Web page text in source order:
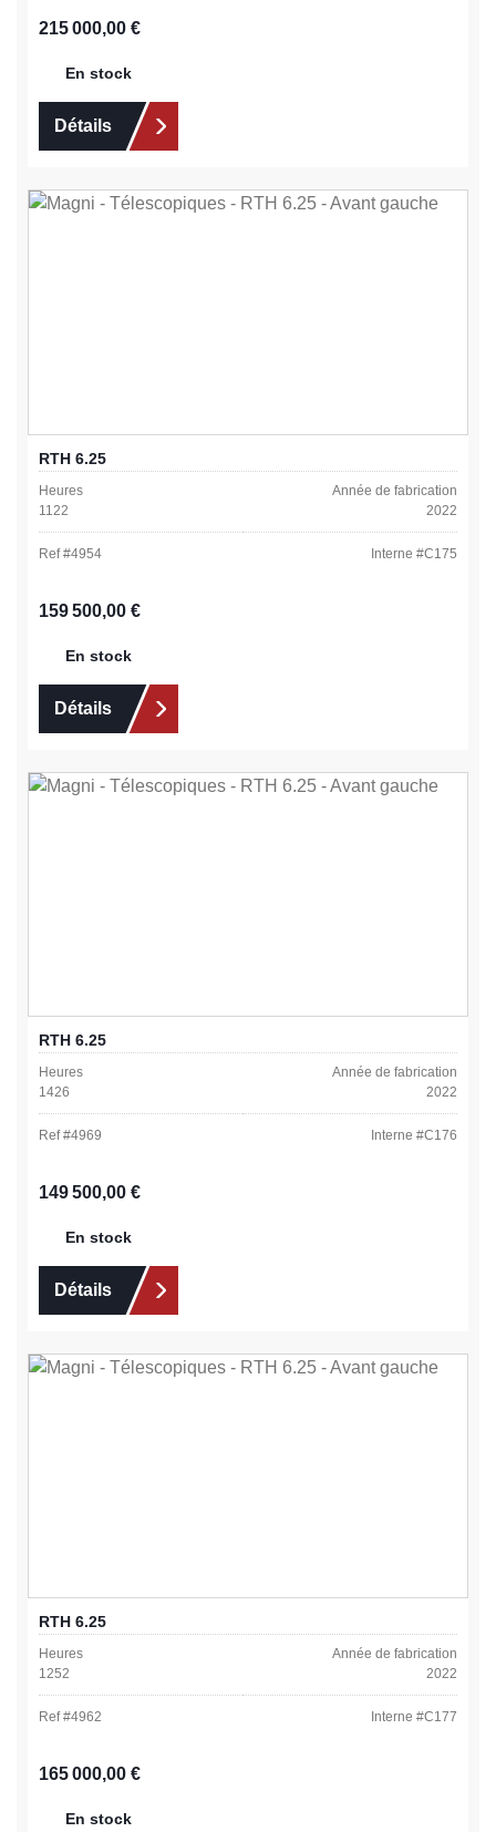
Prix régulier :
215 000,00 €
En stock
Détails
RTH 6.25
Heures
1122
Année de fabrication
2022
Ref #4954 Interne #C175
Prix régulier :
159 500,00 €
En stock
Détails
RTH 6.25
Heures
1426
Année de fabrication
2022
Ref #4969 Interne #C176
Prix régulier :
149 500,00 €
En stock
Détails
RTH 6.25
Heures
1252
Année de fabrication
2022
Ref #4962 Interne #C177
Prix régulier :
165 000,00 €
En stock